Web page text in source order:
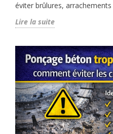
éviter brûlures,
Lire la suite